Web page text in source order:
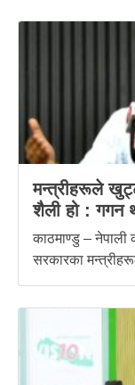
मन्त्रीहरूले
शैली हो : गगन
काठमाण्डु – नेपाली
सरकारका